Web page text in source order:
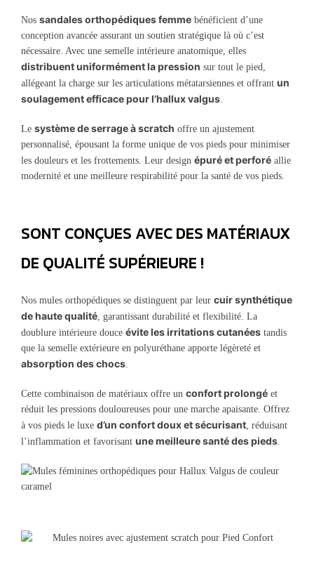
Nos sandales orthopédiques femme bénéficient d’une
conception avancée assurant un soutien stratégique là où c’est
nécessaire. Avec une semelle intérieure anatomique, elles
distribuent uniformément la pression sur tout le pied,
allégeant la charge sur les articulations métatarsiennes et offrant un
soulagement efficace pour l’hallux valgus
Le système de serrage à scratch offre un ajustement
personnalisé, épousant la forme unique de vos pieds pour minimiser
les douleurs et les frottements. Leur design épuré et perforé allie
modernité et une meilleure respirabilité pour la santé de vos pieds.
SONT CONÇUES AVEC DES MATÉRIAUX
DE QUALITÉ SUPÉRIEURE !
Nos mules orthopédiques se distinguent par leur cuir synthétique
de haute qualité, garantissant durabilité et flexibilité. La
doublure intérieure douce évite les irritations cutanées tandis
que la semelle extérieure en polyuréthane apporte légèreté et
absorption des chocs.
Cette combinaison de matériaux offre un confort prolongé et
réduit les pressions douloureuses pour une marche apaisante. Offrez
à vos pieds le luxe d’un confort doux et sécurisant, réduisant
l’inflammation et favorisant une meilleure santé des pieds.